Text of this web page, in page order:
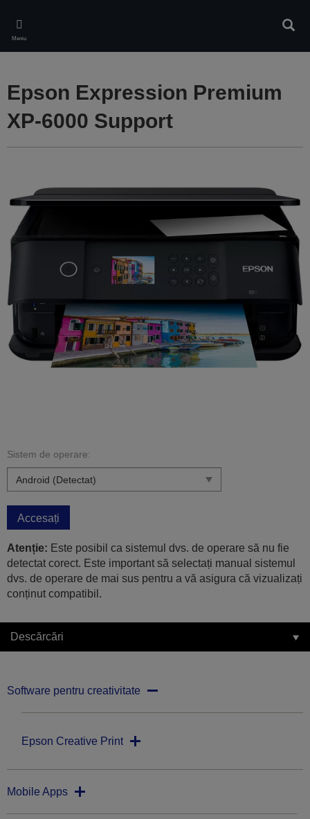
main
content
Meniu
Epson Expression Premium
XP-6000 Support
Sistem de operare:
Accesați
Atenție: Este posibil ca sistemul dvs. de operare să nu fie
detectat corect. Este important să selectați manual sistemul
dvs. de operare de mai sus pentru a vă asigura că vizualizați
conținut compatibil.
Descărcări
Software pentru creativitate
Epson Creative Print
Mobile Apps